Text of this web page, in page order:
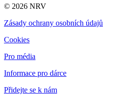
© 2026 NRV
Zásady ochrany osobních údajů
Cookies
Pro média
Informace pro dárce
Přidejte se k nám